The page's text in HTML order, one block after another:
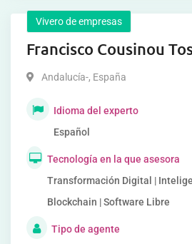
Vivero de empresas
Francisco Cousinou
Andalucía-, España
Idioma del experto
Español
Tecnología en la que asesora
Transformación Digital |
Blockchain | Software Libre
Tipo de agente